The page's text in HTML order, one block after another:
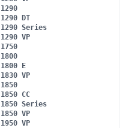
1290
1290 DT
1290 Series
1290 VP
1750
1800
1800 E
1830 VP
1850
1850 CC
1850 Series
1850 VP
1950 VP